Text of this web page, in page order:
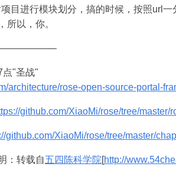
目进行模块划分，搞的时候，按照url
所以，你。
点"圣战"
architecture/rose-open-source-portal-
github.com/XiaoMi/rose/tree/master/
github.com/XiaoMi/rose/tree/master/
：转载自五四陈科学院[http://